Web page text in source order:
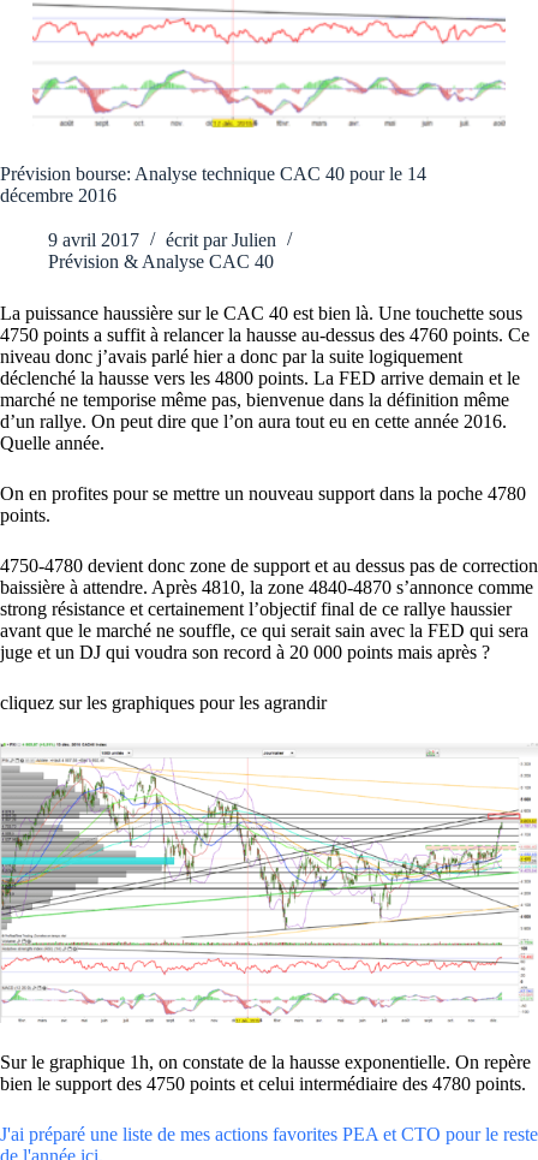
Prévision bourse: Analyse technique CAC 40 pour le 14
décembre 2016
9 avril 2017 écrit par Julien
Prévision & Analyse CAC 40
La puissance haussière sur le CAC 40 est bien là. Une touchette sous
4750 points a suffit à relancer la hausse au-dessus des 4760 points. Ce
niveau donc j’avais parlé hier a donc par la suite logiquement
déclenché la hausse vers les 4800 points. La FED arrive demain et le
marché ne temporise même pas, bienvenue dans la définition même
d’un rallye. On peut dire que l’on aura tout eu en cette année 2016.
Quelle année.
On en profites pour se mettre un nouveau support dans la poche 4780
points.
4750-4780 devient donc zone de support et au dessus pas de correction
baissière à attendre. Après 4810, la zone 4840-4870 s’annonce comme
strong résistance et certainement l’objectif final de ce rallye haussier
avant que le marché ne souffle, ce qui serait sain avec la FED qui sera
juge et un DJ qui voudra son record à 20 000 points mais après ?
cliquez sur les graphiques pour les agrandir
Sur le graphique 1h, on constate de la hausse exponentielle. On repère
bien le support des 4750 points et celui intermédiaire des 4780 points.
J'ai préparé une liste de mes actions favorites PEA et CTO pour le reste